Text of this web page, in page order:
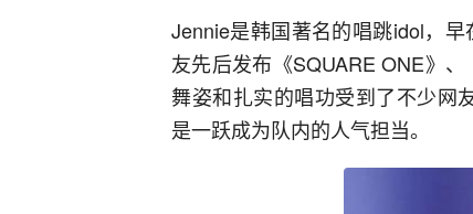
Jennie是韩国著名的唱跳idol，
友先后发布《SQUARE ONE》
舞姿和扎实的唱功受到了不少网
是一跃成为队内的人气担当。